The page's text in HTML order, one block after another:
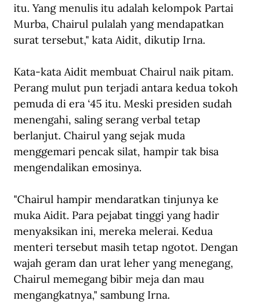
itu. Yang menulis itu adalah kelompok Partai
Murba, Chairul pulalah yang mendapatkan
surat tersebut," kata Aidit, dikutip Irna.
Kata-kata Aidit membuat Chairul naik pitam.
Perang mulut pun terjadi antara kedua tokoh
pemuda di era ‘45 itu. Meski presiden sudah
menengahi, saling serang verbal tetap
berlanjut. Chairul yang sejak muda
menggemari pencak silat, hampir tak bisa
mengendalikan emosinya.
"Chairul hampir mendaratkan tinjunya ke
muka Aidit. Para pejabat tinggi yang hadir
menyaksikan ini, mereka melerai. Kedua
menteri tersebut masih tetap ngotot. Dengan
wajah geram dan urat leher yang menegang,
Chairul memegang bibir meja dan mau
mengangkatnya," sambung Irna.